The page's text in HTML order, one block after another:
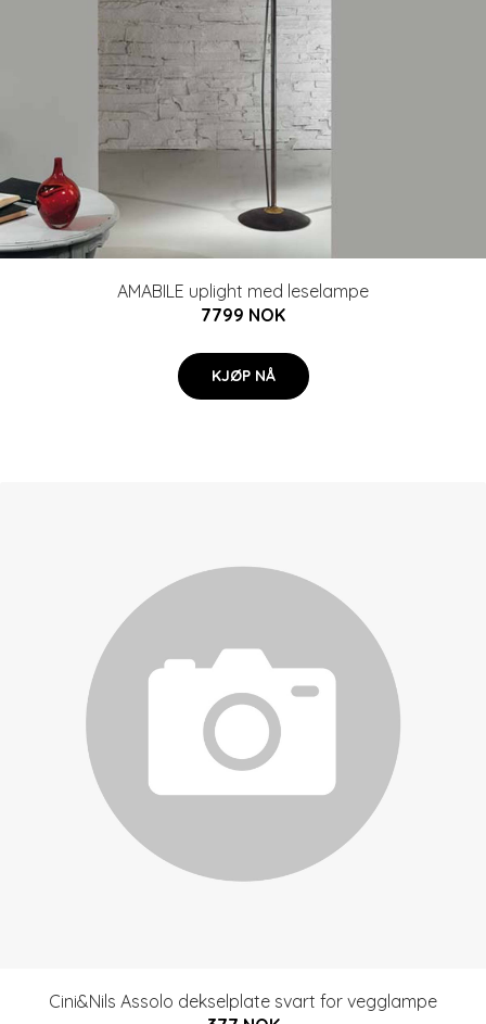
AMABILE uplight med leselampe
7799 NOK
KJØP NÅ
Cini&Nils Assolo dekselplate svart for vegglampe